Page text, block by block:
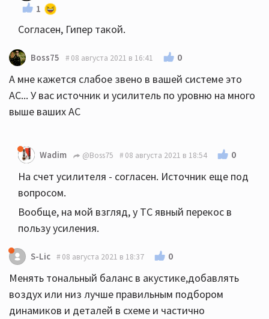
1
Согласен, Гипер такой.
Boss75 08 августа 2021 в 16:41 0
А мне кажется слабое звено в вашей системе это
АС... У вас источник и усилитель по уровню на много
выше ваших АС
Wadim @Boss75 08 августа 2021 в 18:54 0
На счет усилителя - согласен. Источник еще под
вопросом.
Вообще, на мой взгляд, у ТС явный перекос в
пользу усиления.
S-Lic 08 августа 2021 в 18:37 0
Менять тональный баланс в акустике,добавлять
воздух или низ лучше правильным подбором
динамиков и деталей в схеме и частично